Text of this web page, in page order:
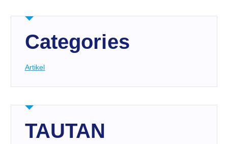
Categories
Artikel
TAUTAN